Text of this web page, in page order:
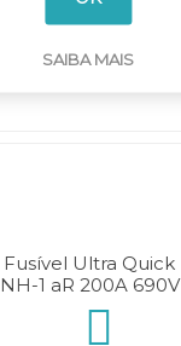
Fusível Ultra Quick
NH-1 aR 160A 690V
Fusível Ultra Quick
NH-1 aR 200A 690V
SAIBA MAIS